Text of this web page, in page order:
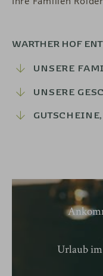
WARTHER HOF
UNSERE
UNSERE
Urlaub